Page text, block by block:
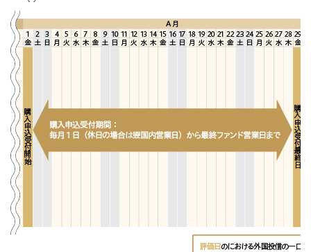
－ゴラブ・キャピタル・プライベート・クレジット・ファン
ド』分配金に関するお知らせ
ファンド通信『オーイー・キャナル・アンブレラ・トラスト
－ゴラブ・キャピタル・プライベート・クレジット・ファン
ド』分配金に関するお知らせ
ド』分配金に関するお知らせ